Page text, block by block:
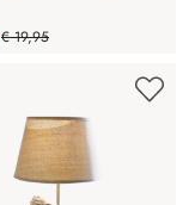
€ 19,95
(43.81% gespart)